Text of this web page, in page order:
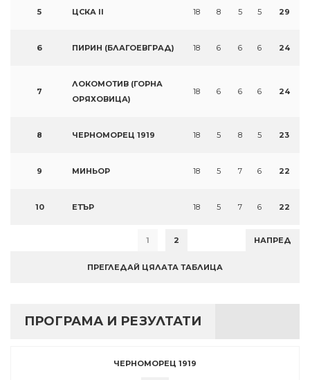
5 ЦСКА II 18 8 5 5 29
6 ПИРИН (БЛАГОЕВГРАД) 18 6 6 6 24
7
ЛОКОМОТИВ (ГОРНА
ОРЯХОВИЦА)
18 6 6 6 24
8 ЧЕРНОМОРЕЦ 1919 18 5 8 5 23
9 МИНЬОР 18 5 7 6 22
10 ЕТЪР 18 5 7 6 22
1 2 НАПРЕД
ПРЕГЛЕДАЙ ЦЯЛАТА ТАБЛИЦА
ПРОГРАМА И РЕЗУЛТАТИ
ЧЕРНОМОРЕЦ 1919